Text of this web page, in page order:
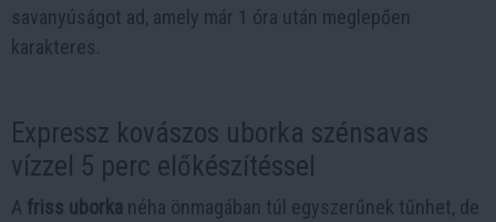
savanyúságot ad, amely már 1 óra után meglepően
karakteres.
Expressz kovászos uborka szénsavas
vízzel 5 perc előkészítéssel
A friss uborka néha önmagában túl egyszerűnek tűnhet, de